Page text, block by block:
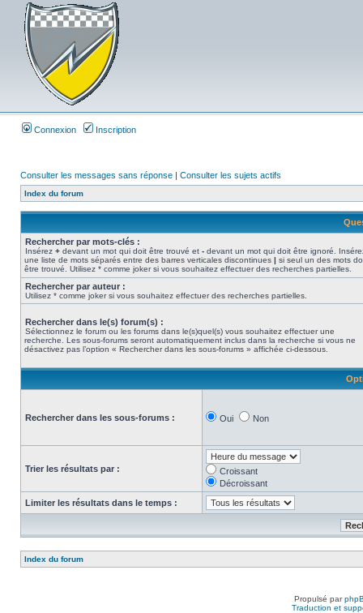
Connexion Inscription
Consulter les messages sans réponse | Consulter les sujets actifs
Index du forum
Rechercher par mots-clés :
Insérez + devant un mot qui doit être trouvé et - devant un mot qui doit être ignoré.
une liste de mots séparés entre des barres verticales discontinues | si seul un des mots
être trouvé. Utilisez * comme joker si vous souhaitez effectuer des recherches partielles.
Rechercher par auteur :
Utilisez * comme joker si vous souhaitez effectuer des recherches partielles.
Rechercher dans le(s) forum(s) :
Sélectionnez le forum ou les forums dans le(s)quel(s) vous souhaitez effectuer une
recherche. Les sous-forums seront automatiquement inclus dans la recherche si vous ne
désactivez pas l’option « Rechercher dans les sous-forums » affichée ci-dessous.
Rechercher dans les sous-forums : Oui Non
Trier les résultats par :
Croissant
Décroissant
Limiter les résultats dans le temps :
Index du forum
Propulsé par
Traduction et